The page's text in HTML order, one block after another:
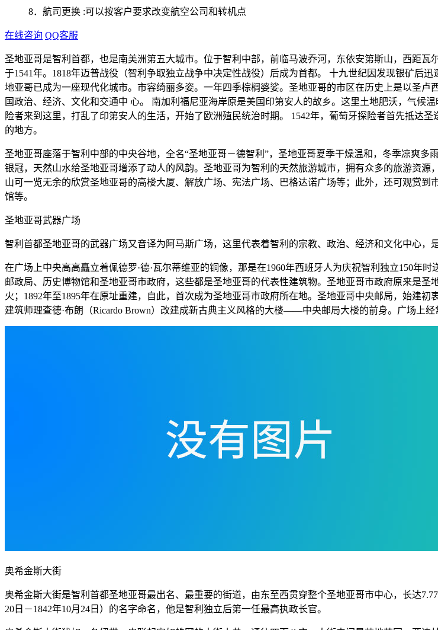
8．航司更换 :可以按客户要求改变航空公司和转机点
在线咨询 QQ客服
圣地亚哥是智利首都，也是南美洲第五大城市。位于智利中部，前临马波乔河，东依安第斯山，西距
于1541年。1818年迈普战役（智利争取独立战争中决定性战役）后成为首都。 十九世纪因发现银矿后
地亚哥已成为一座现代化城市。市容绮丽多姿。一年四季棕榈婆娑。圣地亚哥的市区在历史上是以圣
国政治、经济、文化和交通中 心。 南加利福尼亚海岸原是美国印第安人的故乡。这里土地肥沃，气候
险者来到这里，打乱了印第安人的生活，开始了欧洲殖民统治时期。 1542年，葡萄牙探险者首先抵达
的地方。
圣地亚哥座落于智利中部的中央谷地，全名“圣地亚哥－德智利”，圣地亚哥夏季干燥温和，冬季凉爽
银冠，天然山水给圣地亚哥增添了动人的风韵。圣地亚哥为智利的天然旅游城市，拥有众多的旅游资
山可一览无余的欣赏圣地亚哥的高楼大厦、解放广场、宪法广场、巴格达诺广场等；此外，还可观赏
馆等。
圣地亚哥武器广场
智利首都圣地亚哥的武器广场又音译为阿马斯广场，这里代表着智利的宗教、政治、经济和文化中心，
在广场上中央高高矗立着佩德罗·德·瓦尔蒂维亚的铜像，那是在1960年西班牙人为庆祝智利独立150年
邮政局、历史博物馆和圣地亚哥市政府，这些都是圣地亚哥的代表性建筑物。圣地亚哥市政府原来是
火；1892年至1895年在原址重建，自此，首次成为圣地亚哥市政府所在地。圣地亚哥中央邮局，始建
建筑师理查德·布朗（Ricardo Brown）改建成新古典主义风格的大楼——中央邮局大楼的前身。广场上
奥希金斯大街
奥希金斯大街是智利首都圣地亚哥最出名、最重要的街道，由东至西贯穿整个圣地亚哥市中心，长达
20日－1842年10月24日）的名字命名，他是智利独立后第一任最高执政长官。